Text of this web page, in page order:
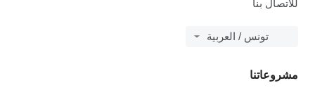
للاتصال بنا
تونس / العربية
مشروعاتنا